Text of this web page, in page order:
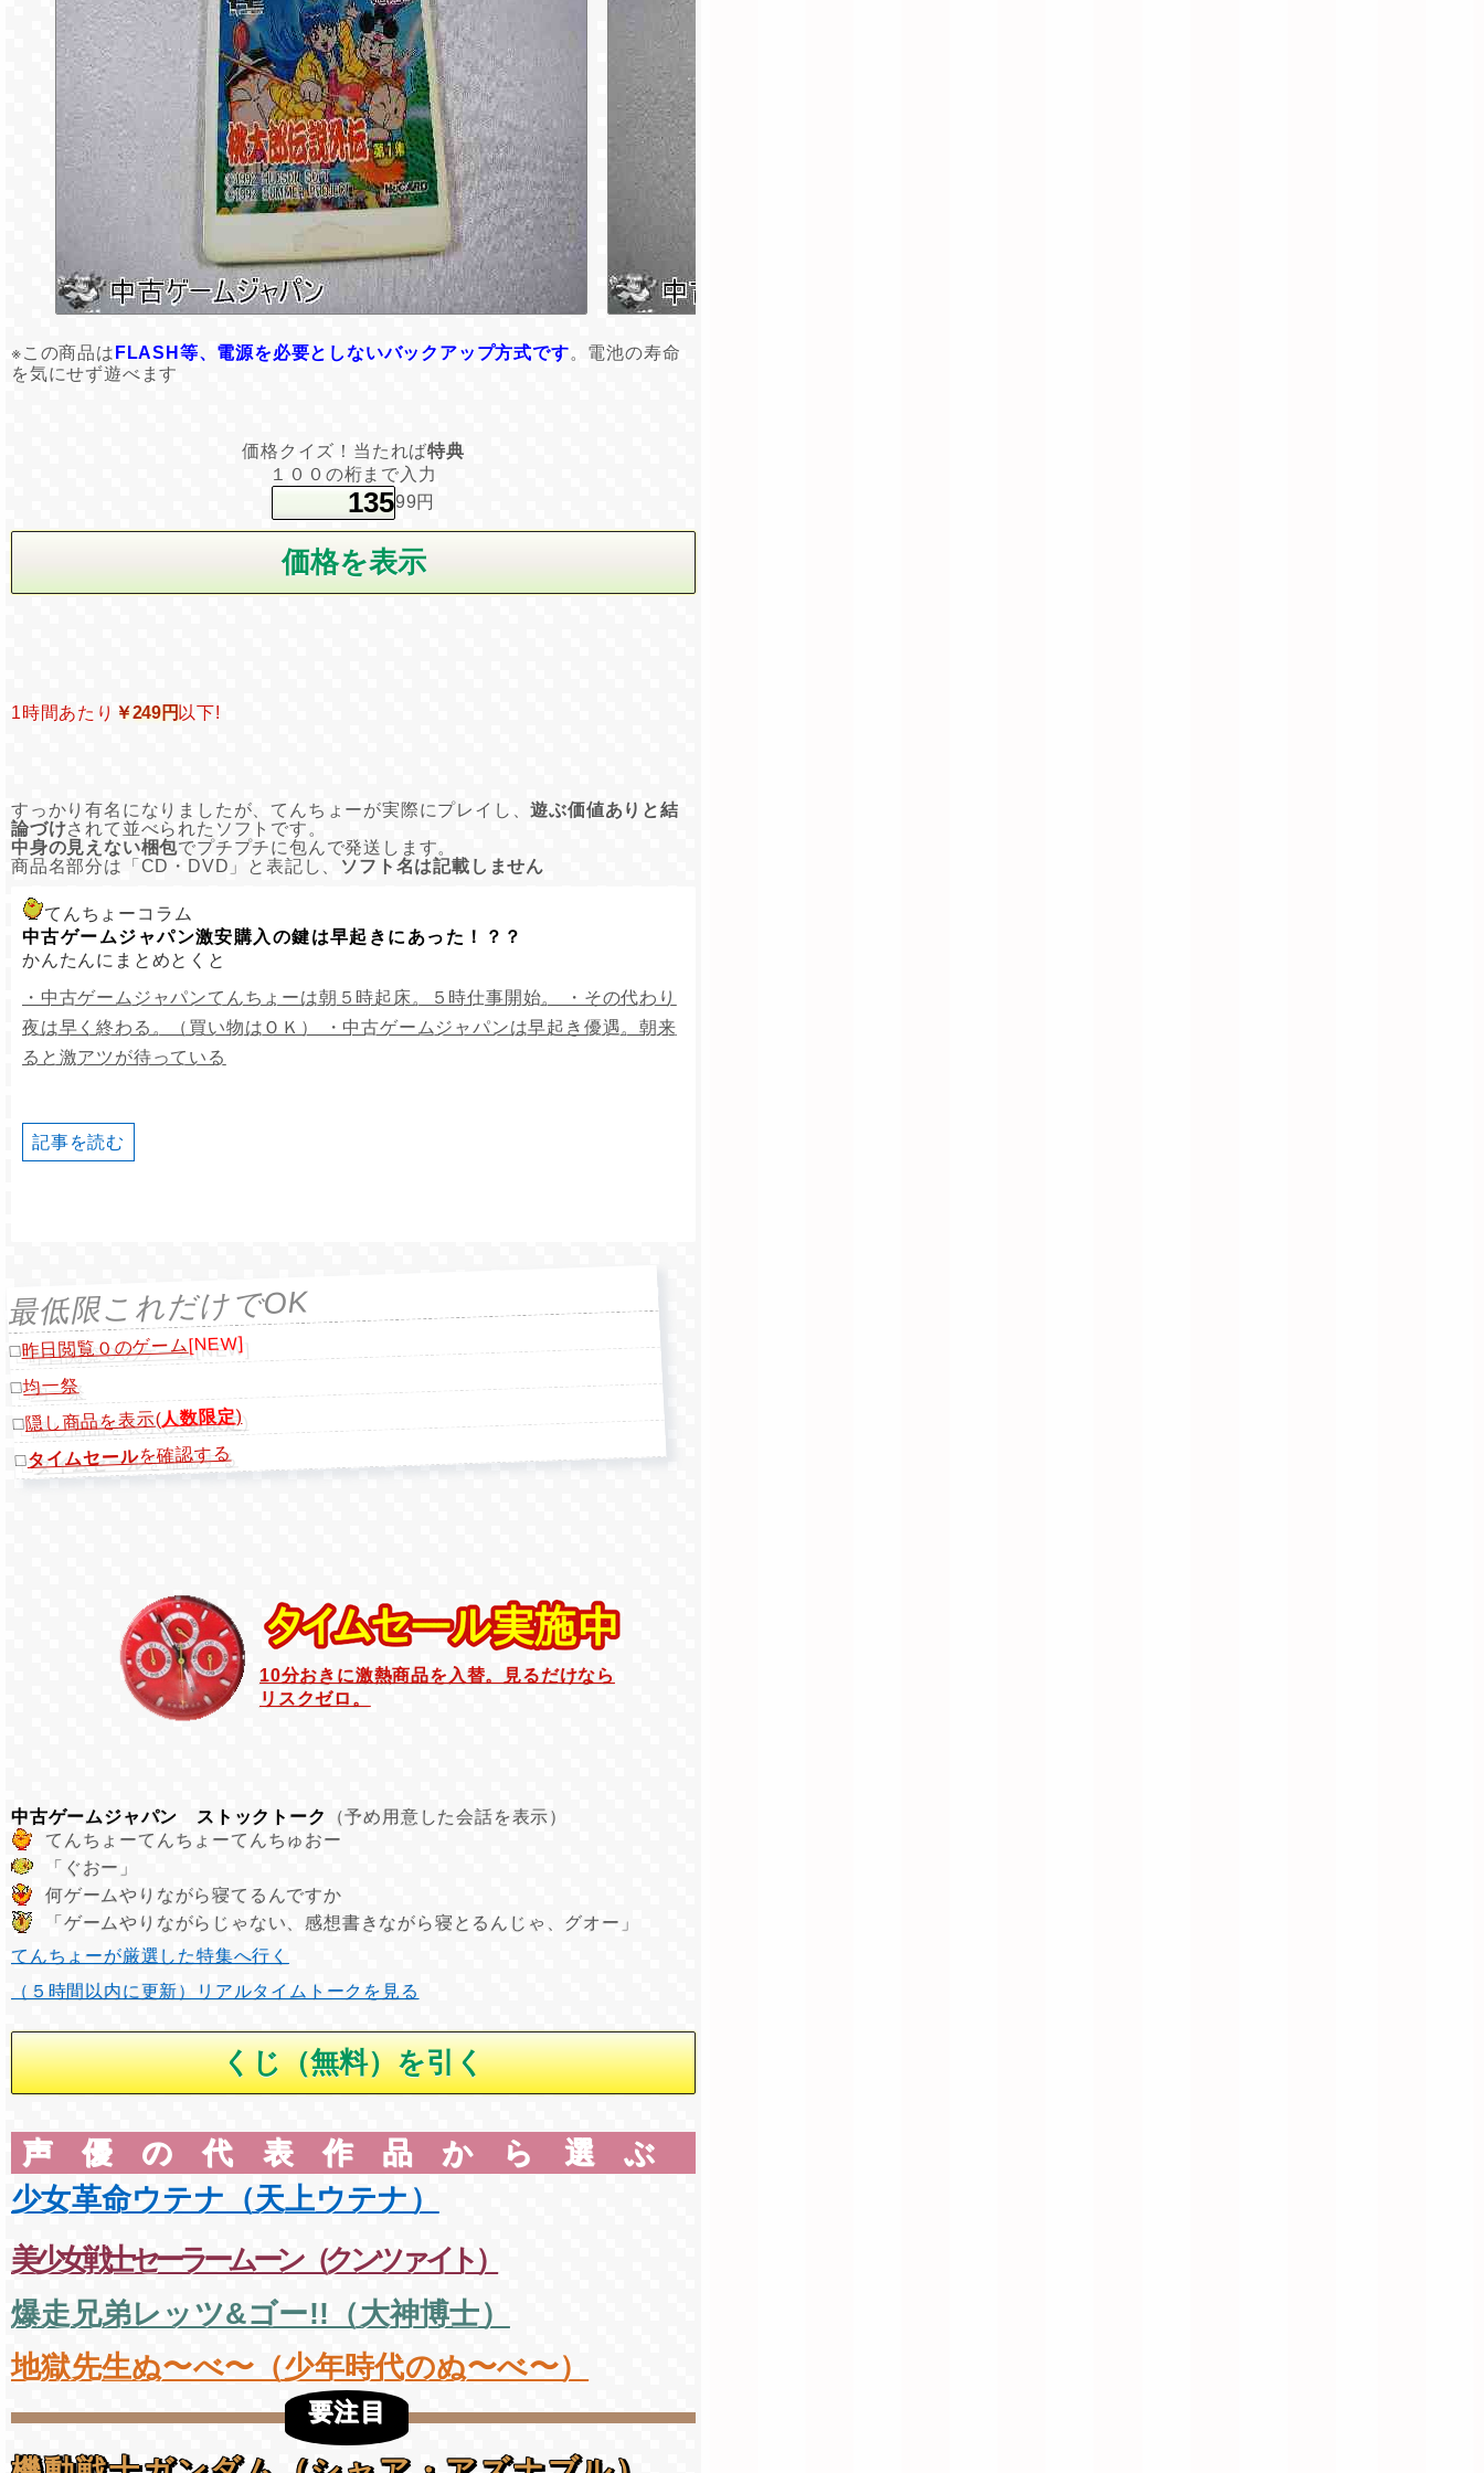
※この商品は FLASH等、電源を必要としないバックアップ方式です。電池の寿命
を気にせず遊べます
価格クイズ！当たれば特典
１００の桁まで入力
99円
1時間あたり ￥249円 以下!
すっかり有名になりましたが、てんちょーが実際にプレイし、遊ぶ価値ありと結
論づけされて並べられたソフトです。
中身の見えない梱包でプチプチに包んで発送します。
商品名部分は「CD・DVD」と表記し、
ソフト名は記載しません
てんちょーコラム
中古ゲームジャパン激安購入の鍵は早起きにあった！？？
かんたんにまとめとくと
・中古ゲームジャパンてんちょーは朝５時起床。５時仕事開始。 ・その代わり
夜は早く終わる。（買い物はＯＫ） ・中古ゲームジャパンは早起き優遇。朝来
ると激アツが待っている
記事を読む
最低限これだけでOK
□昨日閲覧０のゲーム[NEW]
□均一祭
□隠し商品を表示(人数限定)
□タイムセールを確認する
10分おきに激熱商品を入替。見るだけなら
リスクゼロ。
中古ゲームジャパン ストックトーク
（予め用意した会話を表示）
てんちょーてんちょーてんちゅおー
「ぐおー」
何ゲームやりながら寝てるんですか
「ゲームやりながらじゃない、感想書きながら寝とるんじゃ、グオー」
てんちょーが厳選した特集へ行く
（５時間以内に更新）リアルタイムトークを見る
声優の代表作品から選ぶ
少女革命ウテナ（天上ウテナ）
美少女戦士セーラームーン（クンツァイト）
爆走兄弟レッツ&ゴー!!（大神博士）
地獄先生ぬ〜べ〜（少年時代のぬ〜べ〜）
要注目